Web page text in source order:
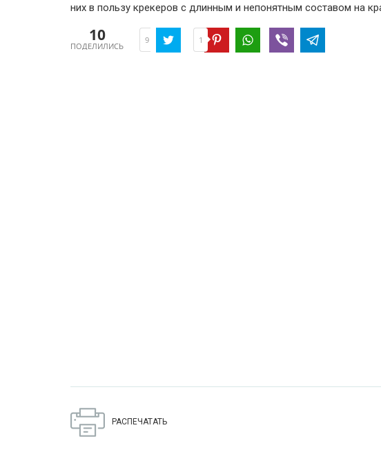
них в пользу крекеров с длинным и непонятным составом на
10
ПОДЕЛИЛИСЬ
9 1
РАСПЕЧАТАТЬ